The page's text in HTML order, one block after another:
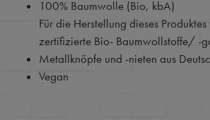
100% Baumwolle (Bio, kbA)
Für die Herstellung dieses
zertifizierte Bio- Baumwollstoffe/ -
Metallknöpfe und -nieten aus
Vegan